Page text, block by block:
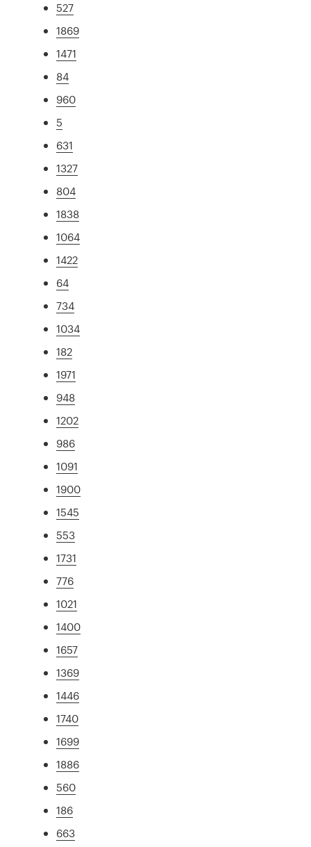
527
1869
1471
84
960
5
631
1327
804
1838
1064
1422
64
734
1034
182
1971
948
1202
986
1091
1900
1545
553
1731
776
1021
1400
1657
1369
1446
1740
1699
1886
560
186
663